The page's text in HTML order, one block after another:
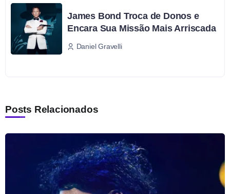
James Bond Troca de Donos e
Encara Sua Missão Mais Arriscada
Daniel Gravelli
Posts Relacionados